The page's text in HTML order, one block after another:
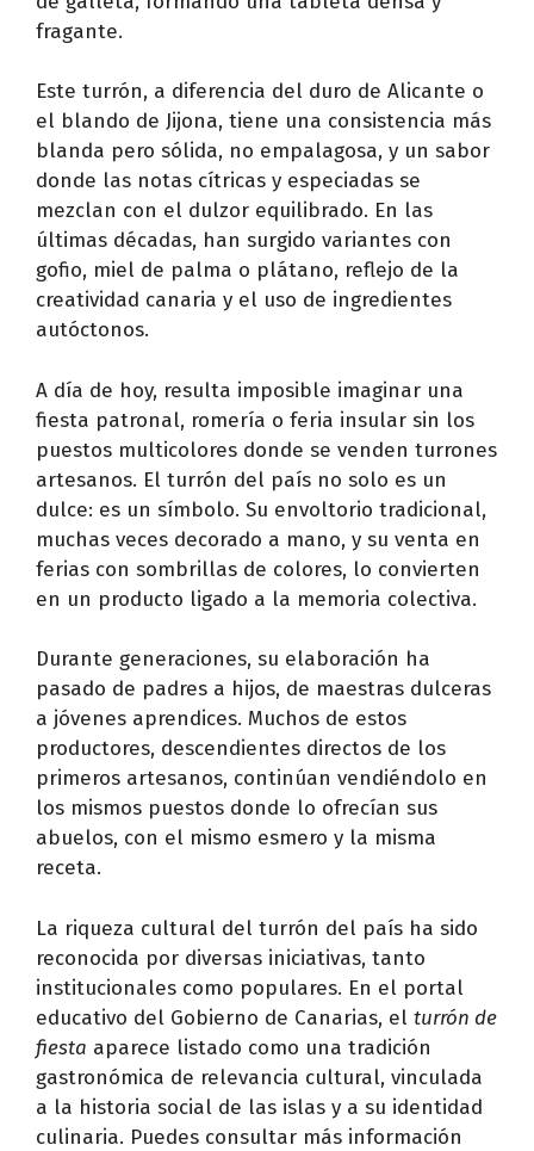
fragante.
Este turrón, a diferencia del duro de Alicante o
el blando de Jijona, tiene una consistencia más
blanda pero sólida, no empalagosa, y un sabor
donde las notas cítricas y especiadas se
mezclan con el dulzor equilibrado. En las
últimas décadas, han surgido variantes con
gofio, miel de palma o plátano, reflejo de la
creatividad canaria y el uso de ingredientes
autóctonos.
A día de hoy, resulta imposible imaginar una
fiesta patronal, romería o feria insular sin los
puestos multicolores donde se venden turrones
artesanos. El turrón del país no solo es un
dulce: es un símbolo. Su envoltorio tradicional,
muchas veces decorado a mano, y su venta en
ferias con sombrillas de colores, lo convierten
en un producto ligado a la memoria colectiva.
Durante generaciones, su elaboración ha
pasado de padres a hijos, de maestras dulceras
a jóvenes aprendices. Muchos de estos
productores, descendientes directos de los
primeros artesanos, continúan vendiéndolo en
los mismos puestos donde lo ofrecían sus
abuelos, con el mismo esmero y la misma
receta.
La riqueza cultural del turrón del país ha sido
reconocida por diversas iniciativas, tanto
institucionales como populares. En el portal
educativo del Gobierno de Canarias, el turrón de
fiesta aparece listado como una tradición
gastronómica de relevancia cultural, vinculada
a la historia social de las islas y a su identidad
culinaria. Puedes consultar más información